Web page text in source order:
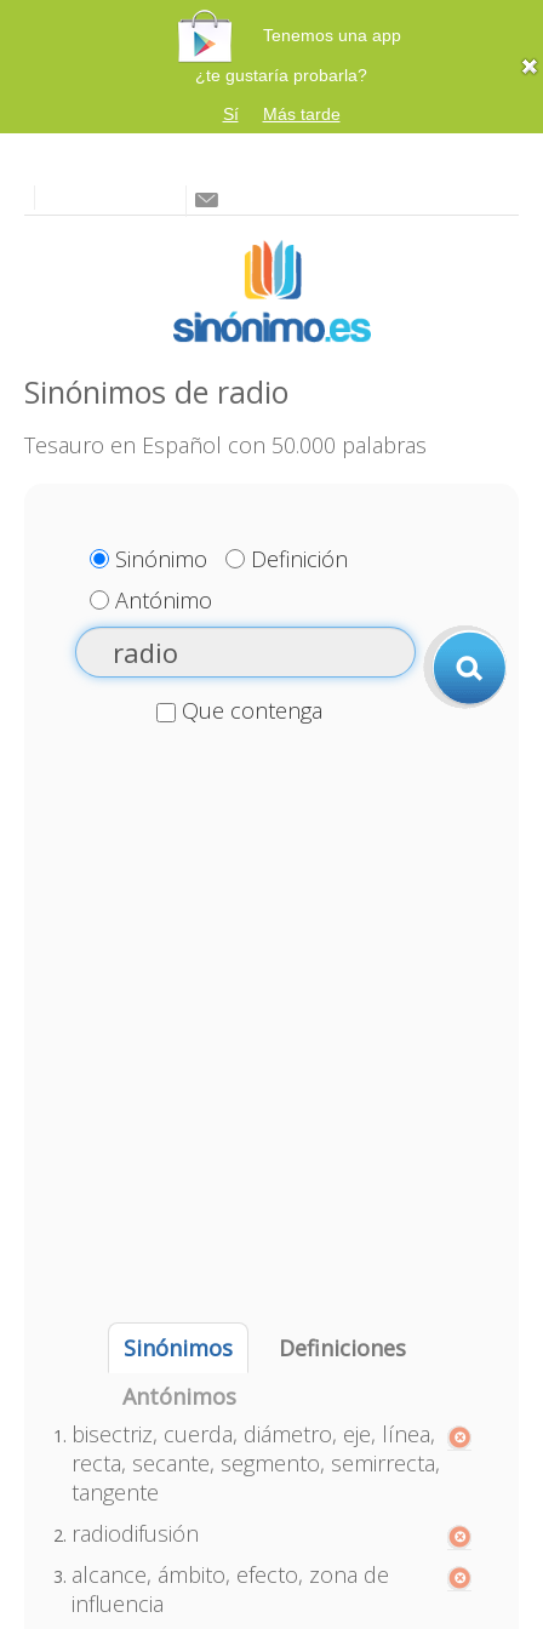
Tenemos una app
¿te gustaría probarla?
Sí
Más tarde
Sinónimos de radio
Tesauro en Español con 50.000 palabras
Sinónimo
Definición
Antónimo
Que contenga
Sinónimos
Definiciones
Antónimos
bisectriz, cuerda, diámetro, eje, línea,
recta, secante, segmento, semirrecta,
tangente
radiodifusión
alcance, ámbito, efecto, zona de
influencia